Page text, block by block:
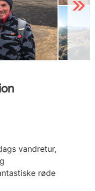
Next
vandretur,
røde